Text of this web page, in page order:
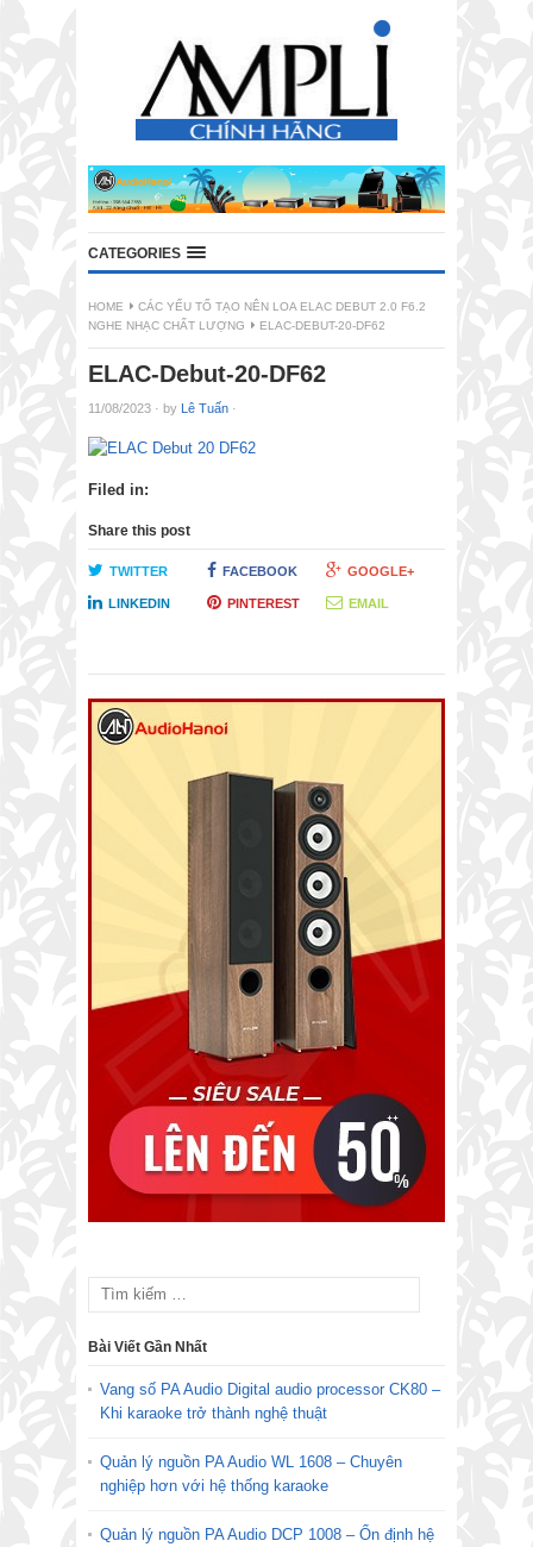
CATEGORIES
HOME
CÁC YẾU TỐ TẠO NÊN LOA ELAC DEBUT 2.0 F6.2
NGHE NHẠC CHẤT LƯỢNG
ELAC-DEBUT-20-DF62
ELAC-Debut-20-DF62
11/08/2023 · by Lê Tuấn ·
Filed in:
Share this post
TWITTER FACEBOOK GOOGLE+
LINKEDIN PINTEREST EMAIL
Bài Viết Gần Nhất
Vang số PA Audio Digital audio processor CK80 –
Khi karaoke trở thành nghệ thuật
Quản lý nguồn PA Audio WL 1608 – Chuyên
nghiệp hơn với hệ thống karaoke
Quản lý nguồn PA Audio DCP 1008 – Ổn định hệ